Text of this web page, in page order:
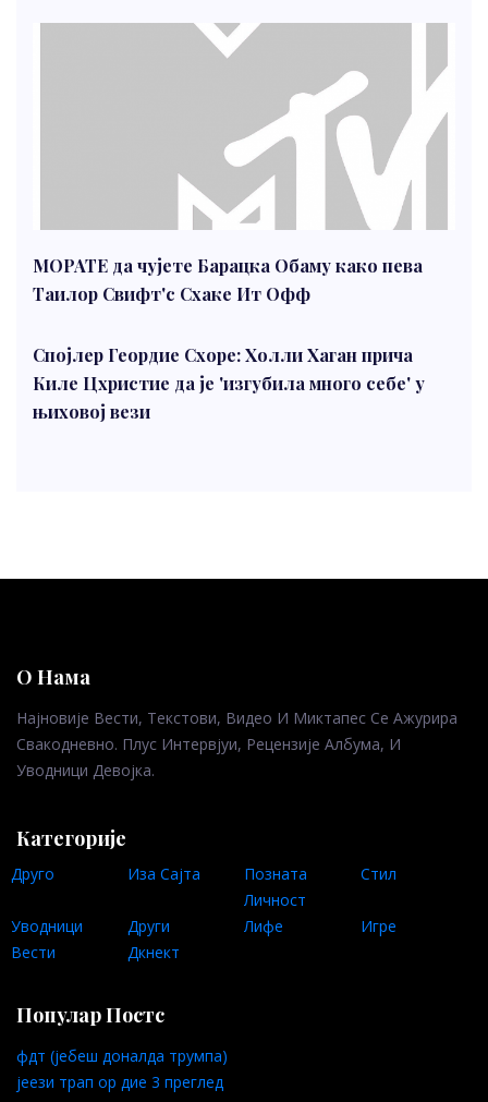
МОРАТЕ да чујете Барацка Обаму како пева
Таилор Свифт'с Схаке Ит Офф
Спојлер Геордие Схоре: Холли Хаган прича
Киле Цхристие да је 'изгубила много себе' у
њиховој вези
О Нама
Најновије Вести, Текстови, Видео И Миктапес Се Ажурира
Свакодневно. Плус Интервјуи, Рецензије Албума, И
Уводници Девојка.
Категорије
Друго Иза Сајта
Позната
Личност
Стил
Уводници Други Лифе
Игре
Вести
Дкнект
Популар Постс
фдт (јебеш доналда трумпа)
јеези трап ор дие 3 преглед